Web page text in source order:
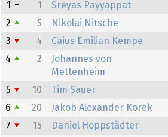
1
1 Sreyas Payyappat
2
5 Nikolai Nitsche
3
4 Caius Emilian Kempe
4
2
Johannes von
Mettenheim
5 10 Tim Sauer
6
20 Jakob Alexander Korek
7
15 Daniel Hoppstädter